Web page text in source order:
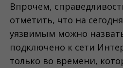
Впрочем,
отметить, что на
уязвимым можно
подключено к сети
только во времени,